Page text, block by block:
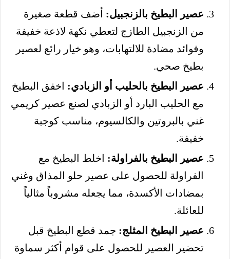
عصير البطيخ بالزنجبيل: أضف قطعة صغيرة
من الزنجبيل الطازج لتعطي نكهة لاذعة خفيفة
وفوائد مضادة للالتهابات، وهو خيار رائع لعصير
بطيخ صحي.
عصير البطيخ بالحليب أو الزبادي: اخفق البطيخ
مع الحليب البارد أو الزبادي لصنع عصير كريمي
غني بالبروتين والكالسيوم، مناسب كوجبة
خفيفة.
عصير البطيخ بالفراولة: اخلط البطيخ مع
الفراولة للحصول على عصير حلو المذاق وغني
بمضادات الأكسدة، مما يجعله مشروباً مثالياً
للعائلة.
عصير البطيخ المثلج: جمد قطع البطيخ قبل
تحضير العصير للحصول على قوام أكثر سماوة